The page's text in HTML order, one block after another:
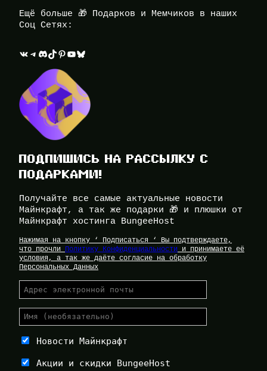
Ещё больше 🎁 Подарков и Мемчиков в наших
Соц Сетях:
ВКонтакте Telegram Discord TikTok Pinterest YouTube Bluesky
ПОДПИШИСЬ НА РАССЫЛКУ С
ПОДАРКАМИ!
Получайте все самые актуальные новости
Майнкрафт, а так же подарки 🎁 и плюшки от
Майнкрафт хостинга BungeeHost
Нажимая на кнопку ‘ Подписаться ‘ Вы подтверждаете,
что прочли Политику Конфиденциальности и принимаете её
условия, а так же даёте согласие на обработку
Персональных Данных
Новости Майнкрафт
Акции и скидки BungeeHost